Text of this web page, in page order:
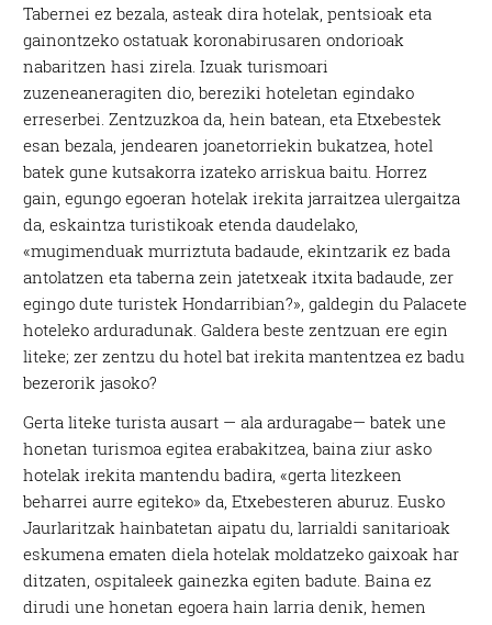
Tabernei ez bezala, asteak dira hotelak, pentsioak eta
gainontzeko ostatuak koronabirusaren ondorioak
nabaritzen hasi zirela. Izuak turismoari
zuzeneaneragiten dio, bereziki hoteletan egindako
erreserbei. Zentzuzkoa da, hein batean, eta Etxebestek
esan bezala, jendearen joanetorriekin bukatzea, hotel
batek gune kutsakorra izateko arriskua baitu. Horrez
gain, egungo egoeran hotelak irekita jarraitzea ulergaitza
da, eskaintza turistikoak etenda daudelako,
«mugimenduak murriztuta badaude, ekintzarik ez bada
antolatzen eta taberna zein jatetxeak itxita badaude, zer
egingo dute turistek Hondarribian?», galdegin du Palacete
hoteleko arduradunak. Galdera beste zentzuan ere egin
liteke; zer zentzu du hotel bat irekita mantentzea ez badu
bezerorik jasoko?
Gerta liteke turista ausart — ala arduragabe— batek une
honetan turismoa egitea erabakitzea, baina ziur asko
hotelak irekita mantendu badira, «gerta litezkeen
beharrei aurre egiteko» da, Etxebesteren aburuz. Eusko
Jaurlaritzak hainbatetan aipatu du, larrialdi sanitarioak
eskumena ematen diela hotelak moldatzeko gaixoak har
ditzaten, ospitaleek gainezka egiten badute. Baina ez
dirudi une honetan egoera hain larria denik, hemen